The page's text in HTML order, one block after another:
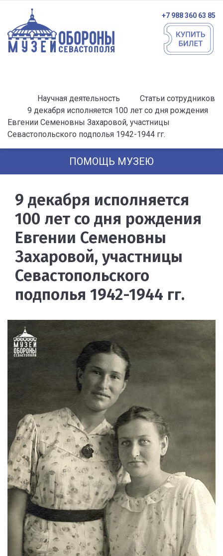
+7 988 360 63 85
Научная деятельность
Статьи сотрудников
9 декабря исполняется 100 лет со дня рождения
Евгении Семеновны Захаровой, участницы
Севастопольского подполья 1942-1944 гг.
ПОМОЩЬ МУЗЕЮ
9 декабря исполняется
100 лет со дня рождения
Евгении Семеновны
Захаровой, участницы
Севастопольского
подполья 1942-1944 гг.